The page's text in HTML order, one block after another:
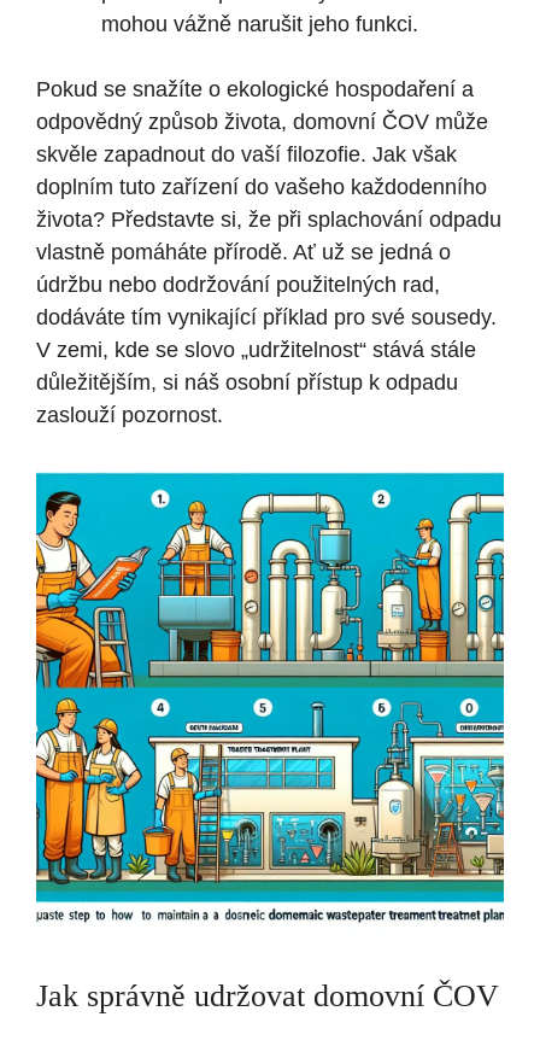
mohou vážně narušit jeho funkci.
Pokud se snažíte o ekologické hospodaření a
odpovědný způsob života, domovní ČOV může
skvěle zapadnout do vaší filozofie. Jak však
doplním tuto zařízení do vašeho každodenního
života? Představte si, že při splachování odpadu
vlastně pomáháte přírodě. Ať už se jedná o
údržbu nebo dodržování použitelných rad,
dodáváte tím vynikající příklad pro své sousedy.
V zemi, kde se slovo „udržitelnost“ stává stále
důležitějším, si náš osobní přístup k odpadu
zaslouží pozornost.
Jak správně udržovat domovní ČOV